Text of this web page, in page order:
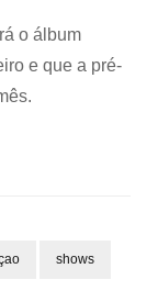
o álbum
e que a pré-
shows